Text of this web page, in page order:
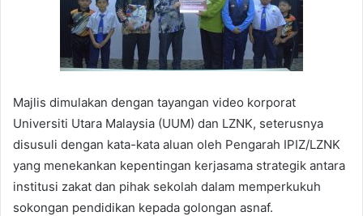
Majlis dimulakan dengan tayangan video korporat
Universiti Utara Malaysia (UUM) dan LZNK, seterusnya
disusuli dengan kata-kata aluan oleh Pengarah IPIZ/LZNK
yang menekankan kepentingan kerjasama strategik antara
institusi zakat dan pihak sekolah dalam memperkukuh
sokongan pendidikan kepada golongan asnaf.